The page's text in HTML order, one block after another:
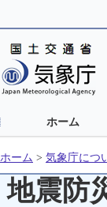
ホーム
ホーム > 気象庁につ
地震防